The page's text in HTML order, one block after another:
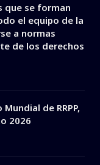
que se forman
el equipo de la
a normas
de los derechos
de RRPP,
2026